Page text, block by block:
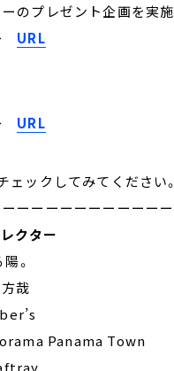
のプレゼント企画を実施
URL
URL
ェックしてみてください。
ーーーーーーーーーー
クター
。
哉
Panama Town